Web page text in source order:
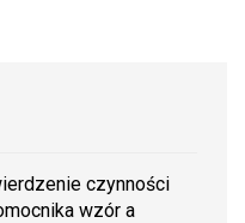
czynności
wzór a